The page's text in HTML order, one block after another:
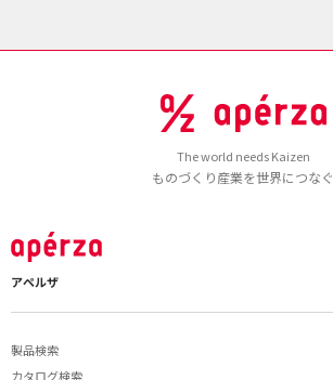
The world needs Kaizen
ものづくり産業を世界につなぐ
アペルザ
製品検索
カタログ検索